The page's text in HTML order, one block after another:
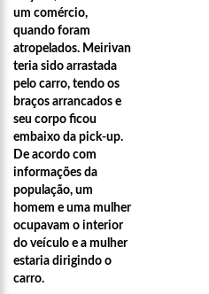
um comércio,
quando foram
atropelados. Meirivan
teria sido arrastada
pelo carro, tendo os
braços arrancados e
seu corpo ficou
embaixo da pick-up.
De acordo com
informações da
população, um
homem e uma mulher
ocupavam o interior
do veículo e a mulher
estaria dirigindo o
carro.